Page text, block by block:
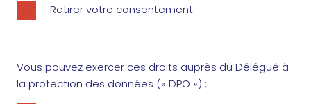
Retirer votre consentement
Vous pouvez exercer ces droits auprès du Délégué à
la protection des données (« DPO ») :